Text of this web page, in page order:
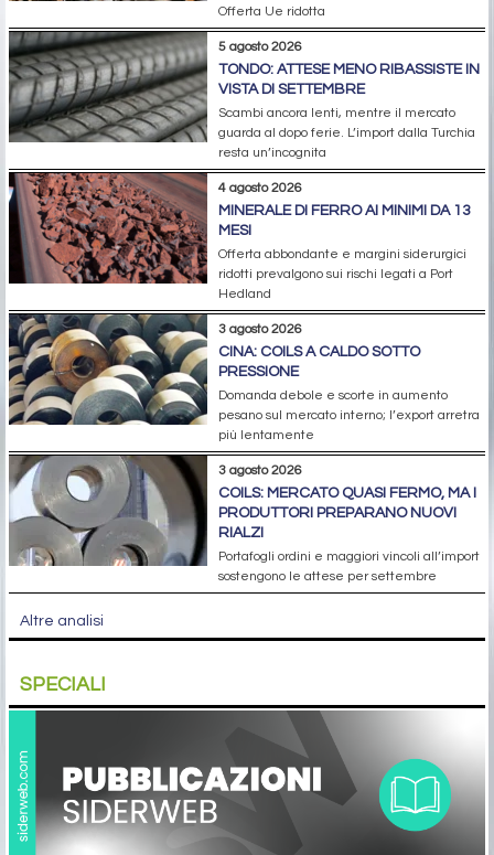
Offerta Ue ridotta
5 agosto 2026
TONDO: ATTESE MENO RIBASSISTE IN
VISTA DI SETTEMBRE
Scambi ancora lenti, mentre il mercato
guarda al dopo ferie. L’import dalla Turchia
resta un’incognita
4 agosto 2026
MINERALE DI FERRO AI MINIMI DA 13
MESI
Offerta abbondante e margini siderurgici
ridotti prevalgono sui rischi legati a Port
Hedland
3 agosto 2026
CINA: COILS A CALDO SOTTO
PRESSIONE
Domanda debole e scorte in aumento
pesano sul mercato interno; l’export arretra
più lentamente
3 agosto 2026
COILS: MERCATO QUASI FERMO, MA I
PRODUTTORI PREPARANO NUOVI
RIALZI
Portafogli ordini e maggiori vincoli all’import
sostengono le attese per settembre
Altre analisi
SPECIALI